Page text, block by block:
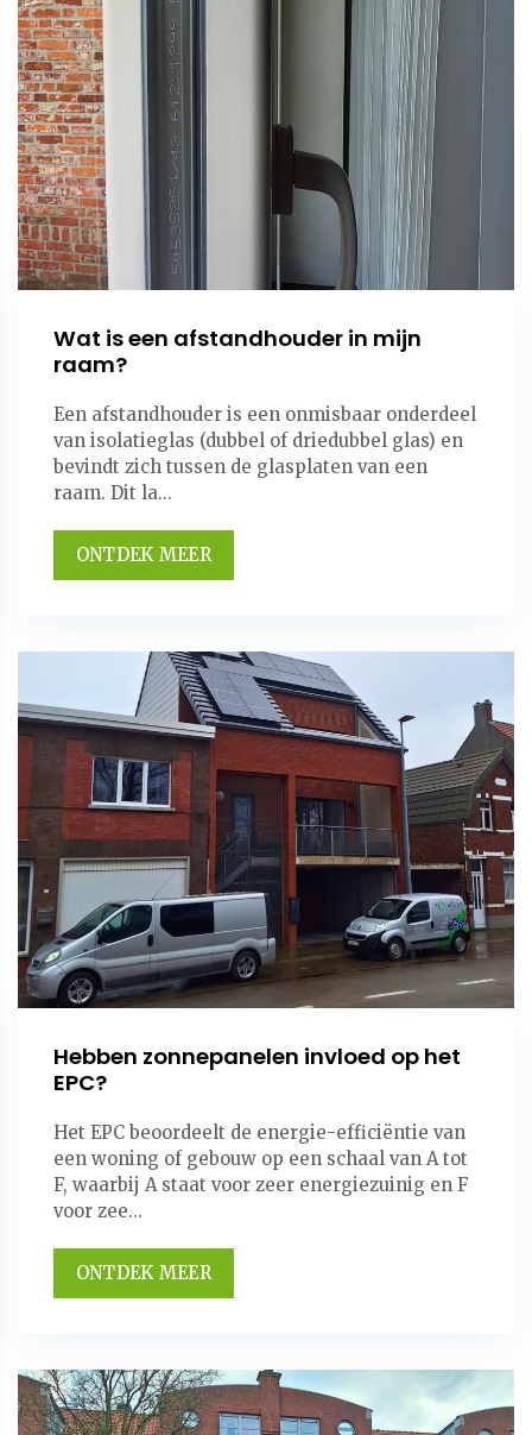
Wat is een afstandhouder in mijn
raam?
Een afstandhouder is een onmisbaar onderdeel
van isolatieglas (dubbel of driedubbel glas) en
bevindt zich tussen de glasplaten van een
raam. Dit la...
ONTDEK MEER
Hebben zonnepanelen invloed op het
EPC?
Het EPC beoordeelt de energie-efficiëntie van
een woning of gebouw op een schaal van A tot
F, waarbij A staat voor zeer energiezuinig en F
voor zee...
ONTDEK MEER